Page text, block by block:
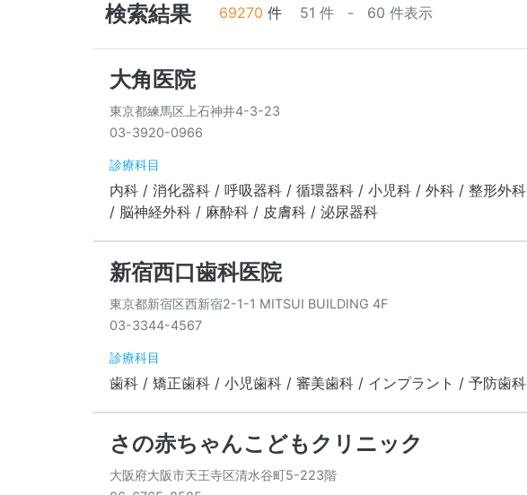
検索結果 69270 件 51 件 - 60 件表示
大角医院
東京都練馬区上石神井4-3-23
03-3920-0966
診療科目
内科 / 消化器科 / 呼吸器科 / 循環器科 / 小児科 / 外科 / 整形外科
/ 脳神経外科 / 麻酔科 / 皮膚科 / 泌尿器科
新宿西口歯科医院
東京都新宿区西新宿2-1-1 MITSUI BUILDING 4F
03-3344-4567
診療科目
歯科 / 矯正歯科 / 小児歯科 / 審美歯科 / インプラント / 予防歯科
さの赤ちゃんこどもクリニック
大阪府大阪市天王寺区清水谷町5-223階